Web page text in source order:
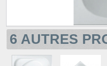
6 AUTRES